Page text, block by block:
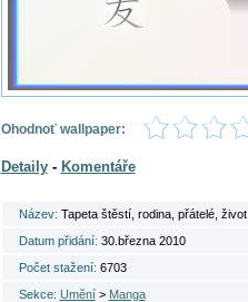
Ohodnoť wallpaper:
Detaily- Komentáře
Název: Tapeta štěstí, rodina, přátelé, život
Datum přidání: 30.března 2010
Počet stažení: 6703
Sekce: Umění> Manga